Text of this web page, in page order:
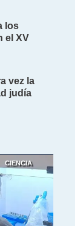
los
el XV
vez la
judía
CIENCIA